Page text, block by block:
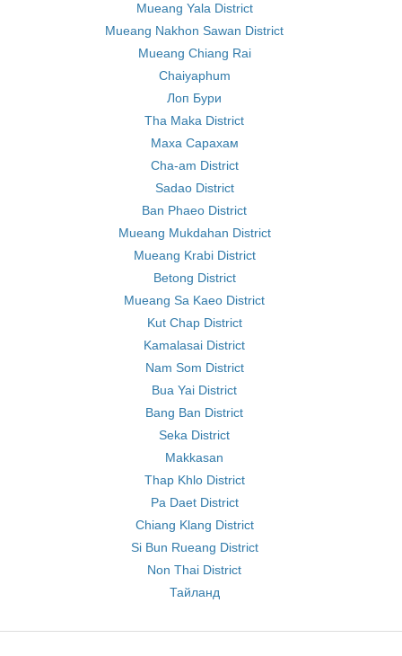
Mueang Yala District
Mueang Nakhon Sawan District
Mueang Chiang Rai
Chaiyaphum
Лоп Бури
Tha Maka District
Маха Сарахам
Cha-am District
Sadao District
Ban Phaeo District
Mueang Mukdahan District
Mueang Krabi District
Betong District
Mueang Sa Kaeo District
Kut Chap District
Kamalasai District
Nam Som District
Bua Yai District
Bang Ban District
Seka District
Makkasan
Thap Khlo District
Pa Daet District
Chiang Klang District
Si Bun Rueang District
Non Thai District
Тайланд